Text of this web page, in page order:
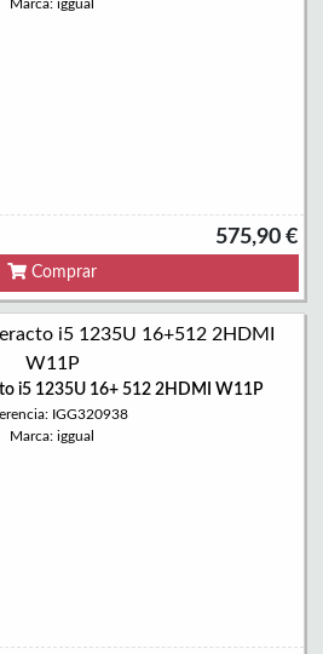
Marca: iggual
575,90 €
Comprar
i5 1235U 16+ 512 2HDMI W11P
IGG320938
Marca: iggual